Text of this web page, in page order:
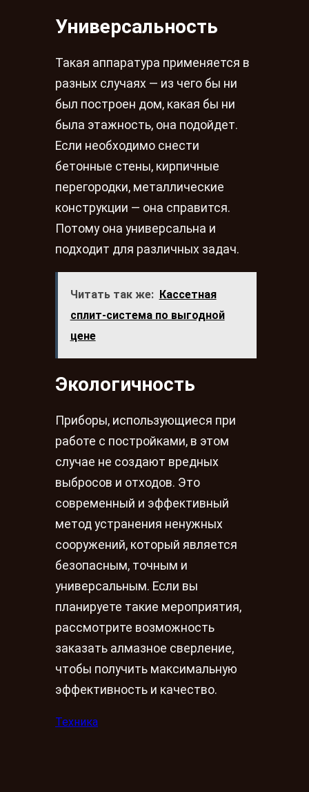
Универсальность
Такая аппаратура применяется в
разных случаях — из чего бы ни
был построен дом, какая бы ни
была этажность, она подойдет.
Если необходимо снести
бетонные стены, кирпичные
перегородки, металлические
конструкции — она справится.
Потому она универсальна и
подходит для различных задач.
Читать так же:
Кассетная
сплит-система по выгодной
цене
Экологичность
Приборы, использующиеся при
работе с постройками, в этом
случае не создают вредных
выбросов и отходов. Это
современный и эффективный
метод устранения ненужных
сооружений, который является
безопасным, точным и
универсальным. Если вы
планируете такие мероприятия,
рассмотрите возможность
заказать алмазное сверление,
чтобы получить максимальную
эффективность и качество.
Техника